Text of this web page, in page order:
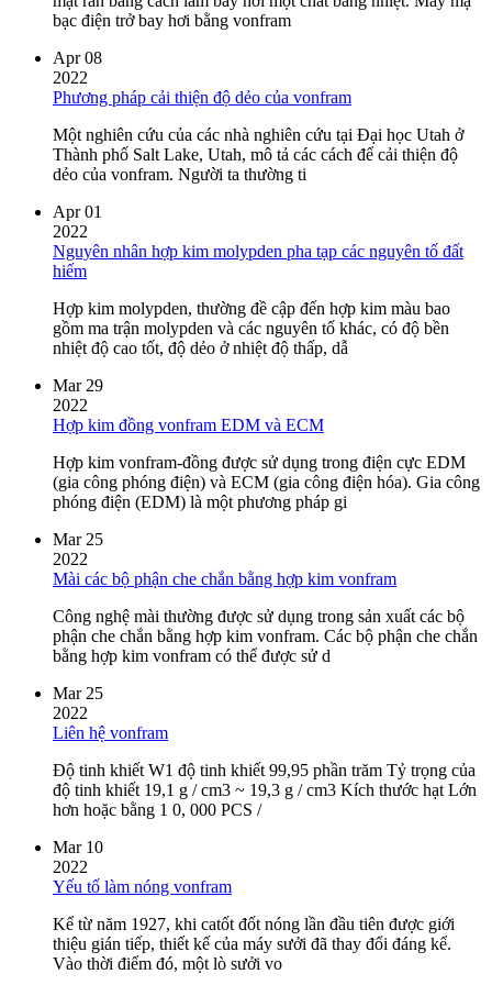
bạc điện trở bay hơi bằng vonfram
Apr 08
2022
Phương pháp cải thiện độ dẻo của vonfram
Một nghiên cứu của các nhà nghiên cứu tại Đại học Utah ở
Thành phố Salt Lake, Utah, mô tả các cách để cải thiện độ
dẻo của vonfram. Người ta thường ti
Apr 01
2022
Nguyên nhân hợp kim molypden pha tạp các nguyên tố đất
hiếm
Hợp kim molypden, thường đề cập đến hợp kim màu bao
gồm ma trận molypden và các nguyên tố khác, có độ bền
nhiệt độ cao tốt, độ dẻo ở nhiệt độ thấp, dẫ
Mar 29
2022
Hợp kim đồng vonfram EDM và ECM
Hợp kim vonfram-đồng được sử dụng trong điện cực EDM
(gia công phóng điện) và ECM (gia công điện hóa). Gia công
phóng điện (EDM) là một phương pháp gi
Mar 25
2022
Mài các bộ phận che chắn bằng hợp kim vonfram
Công nghệ mài thường được sử dụng trong sản xuất các bộ
phận che chắn bằng hợp kim vonfram. Các bộ phận che chắn
bằng hợp kim vonfram có thể được sử d
Mar 25
2022
Liên hệ vonfram
Độ tinh khiết W1 độ tinh khiết 99,95 phần trăm Tỷ trọng của
độ tinh khiết 19,1 g / cm3 ~ 19,3 g / cm3 Kích thước hạt Lớn
hơn hoặc bằng 1 0, 000 PCS /
Mar 10
2022
Yếu tố làm nóng vonfram
Kể từ năm 1927, khi catốt đốt nóng lần đầu tiên được giới
thiệu gián tiếp, thiết kế của máy sưởi đã thay đổi đáng kể.
Vào thời điểm đó, một lò sưởi vo